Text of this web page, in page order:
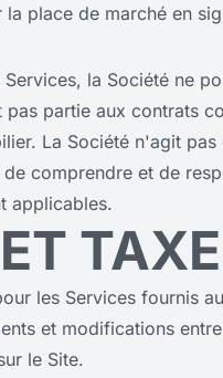
place de marché en
la Société ne
partie aux contrats
La Société n'agit
comprendre et de
applicables.
les Services fournis
et modifications
le Site.